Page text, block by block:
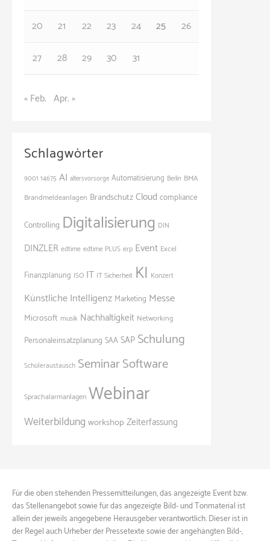
20
21 22 23 24 25
26
27
28 29 30 31
« Feb. Apr. »
Schlagwörter
9001 14675 AI altersvorsorge Automatisierung Berlin BMA
Brandmeldeanlagen BrandschutzCloud compliance
Controlling Digitalisierung DIN
DINZLER edtime edtime PLUS erp Event Excel
Finanzplanung ISO IT IT Sicherheit KI Konzert
Künstliche Intelligenz Marketing Messe
Microsoft musik Nachhaltigkeit Networking
Personaleinsatzplanung SAASAP Schulung
Schüleraustausch SeminarSoftware
Sprachalarmanlagen Webinar
Weiterbildung workshop Zeiterfassung
Für die oben stehenden Pressemitteilungen, das angezeigte Event bzw.
das Stellenangebot sowie für das angezeigte Bild- und Tonmaterial ist
allein der jeweils angegebene Herausgeber verantwortlich. Dieser ist in
der Regel auch Urheber der Pressetexte sowie der angehängten Bild-,